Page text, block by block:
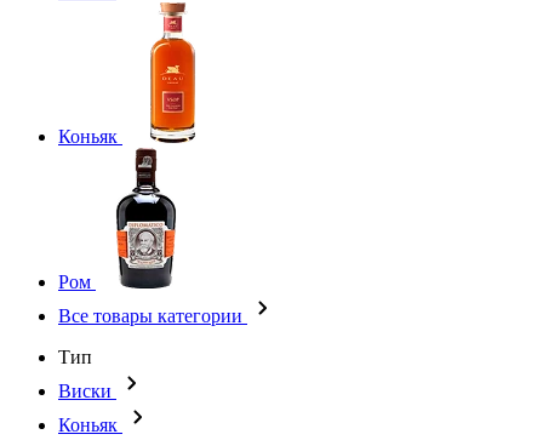
Коньяк
Ром
Все товары категории
Тип
Виски
Коньяк